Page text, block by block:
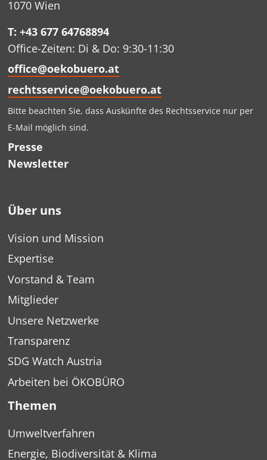
1070 Wien
T: +43 677 64768894
Office-Zeiten: Di & Do: 9:30-11:30
office@oekobuero.at
rechtsservice@oekobuero.at
Bitte beachten Sie, dass Auskünfte des Rechtsservice nur per
E-Mail möglich sind.
Presse
Newsletter
Über uns
Vision und Mission
Expertise
Vorstand & Team
Mitglieder
Unsere Netzwerke
Transparenz
SDG Watch Austria
Arbeiten bei ÖKOBÜRO
Themen
Umweltverfahren
Energie, Biodiversität & Klima